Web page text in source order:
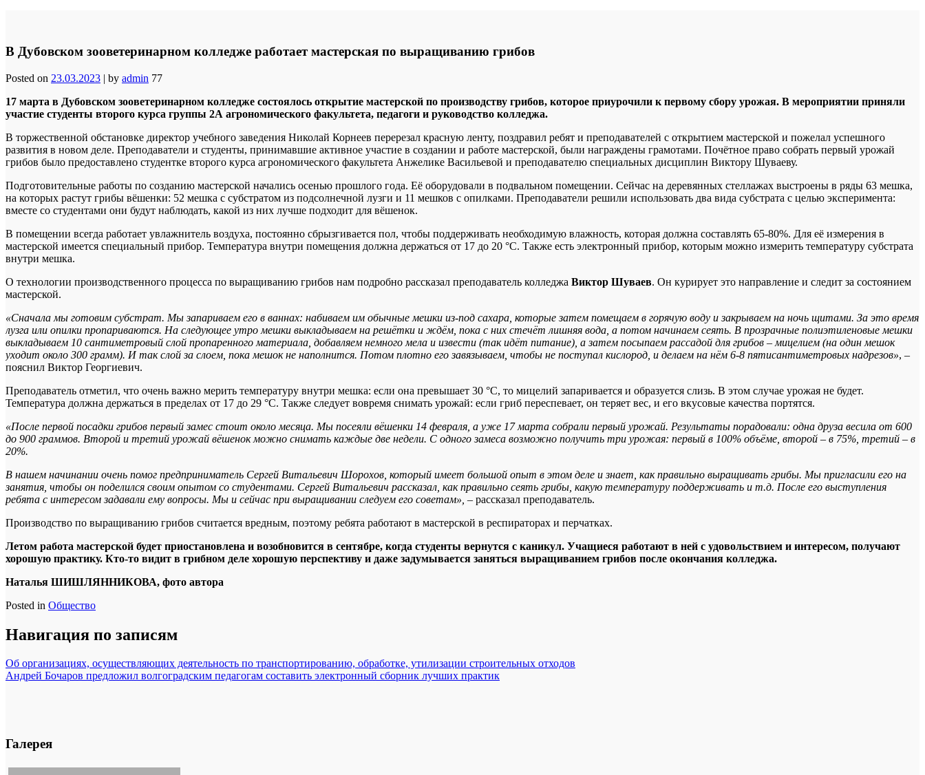
В Дубовском зооветеринарном колледже работает мастерская по выращиванию грибов
Posted on 23.03.2023 | by admin 77
17 марта в Дубовском зооветеринарном колледже состоялось открытие мастерской по производству грибов, которое приурочили к первому сбору урожая. В мероприятии приняли
участие студенты второго курса группы 2А агрономического факультета, педагоги и руководство колледжа.
В торжественной обстановке директор учебного заведения Николай Корнеев перерезал красную ленту, поздравил ребят и преподавателей с открытием мастерской и пожелал успешного
развития в новом деле. Преподаватели и студенты, принимавшие активное участие в создании и работе мастерской, были награждены грамотами. Почётное право собрать первый урожай
грибов было предоставлено студентке второго курса агрономического факультета Анжелике Васильевой и преподавателю специальных дисциплин Виктору Шуваеву.
Подготовительные работы по созданию мастерской начались осенью прошлого года. Её оборудовали в подвальном помещении. Сейчас на деревянных стеллажах выстроены в ряды 63 мешка,
на которых растут грибы вёшенки: 52 мешка с субстратом из подсолнечной лузги и 11 мешков с опилками. Преподаватели решили использовать два вида субстрата с целью эксперимента:
вместе со студентами они будут наблюдать, какой из них лучше подходит для вёшенок.
В помещении всегда работает увлажнитель воздуха, постоянно сбрызгивается пол, чтобы поддерживать необходимую влажность, которая должна составлять 65-80%. Для её измерения в
мастерской имеется специальный прибор. Температура внутри помещения должна держаться от 17 до 20 °С. Также есть электронный прибор, которым можно измерить температуру субстрата
внутри мешка.
О технологии производственного процесса по выращиванию грибов нам подробно рассказал преподаватель колледжа Виктор Шуваев. Он курирует это направление и следит за состоянием
мастерской.
«Сначала мы готовим субстрат. Мы запариваем его в ваннах: набиваем им обычные мешки из-под сахара, которые затем помещаем в горячую воду и закрываем на ночь щитами. За это время
лузга или опилки пропариваются. На следующее утро мешки выкладываем на решётки и ждём, пока с них стечёт лишняя вода, а потом начинаем сеять. В прозрачные полиэтиленовые мешки
выкладываем 10 сантиметровый слой пропаренного материала, добавляем немного мела и извести (так идёт питание), а затем посыпаем рассадой для грибов – мицелием (на один мешок
уходит около 300 грамм). И так слой за слоем, пока мешок не наполнится. Потом плотно его завязываем, чтобы не поступал кислород, и делаем на нём 6-8 пятисантиметровых надрезов», –
пояснил Виктор Георгиевич.
Преподаватель отметил, что очень важно мерить температуру внутри мешка: если она превышает 30 °С, то мицелий запаривается и образуется слизь. В этом случае урожая не будет.
Температура должна держаться в пределах от 17 до 29 °С. Также следует вовремя снимать урожай: если гриб переспевает, он теряет вес, и его вкусовые качества портятся.
«После первой посадки грибов первый замес стоит около месяца. Мы посеяли вёшенки 14 февраля, а уже 17 марта собрали первый урожай. Результаты порадовали: одна друза весила от 600
до 900 граммов. Второй и третий урожай вёшенок можно снимать каждые две недели. С одного замеса возможно получить три урожая: первый в 100% объёме, второй – в 75%, третий – в
20%.
В нашем начинании очень помог предприниматель Сергей Витальевич Шорохов, который имеет большой опыт в этом деле и знает, как правильно выращивать грибы. Мы пригласили его на
занятия, чтобы он поделился своим опытом со студентами. Сергей Витальевич рассказал, как правильно сеять грибы, какую температуру поддерживать и т.д. После его выступления
ребята с интересом задавали ему вопросы. Мы и сейчас при выращивании следуем его советам», – рассказал преподаватель.
Производство по выращиванию грибов считается вредным, поэтому ребята работают в мастерской в респираторах и перчатках.
Летом работа мастерской будет приостановлена и возобновится в сентябре, когда студенты вернутся с каникул. Учащиеся работают в ней с удовольствием и интересом, получают
хорошую практику. Кто-то видит в грибном деле хорошую перспективу и даже задумывается заняться выращиванием грибов после окончания колледжа.
Наталья ШИШЛЯННИКОВА, фото автора
Posted in Общество
Навигация по записям
Об организациях, осуществляющих деятельность по транспортированию, обработке, утилизации строительных отходов
Андрей Бочаров предложил волгоградским педагогам составить электронный сборник лучших практик
Галерея